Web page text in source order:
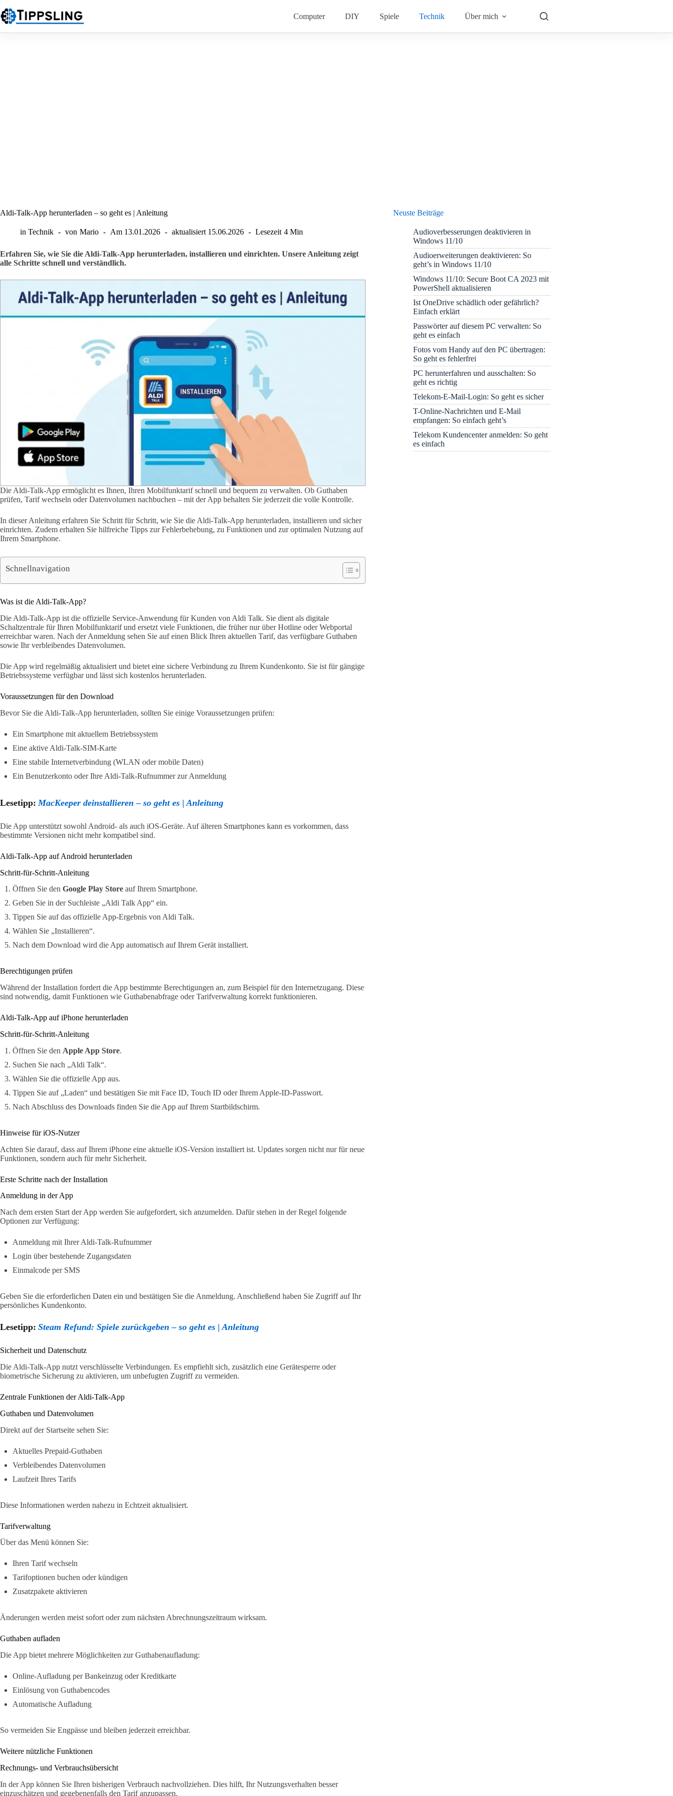
Inhalt
springen
Computer DIY Spiele Technik Über mich
Aldi-Talk-App herunterladen – so geht es | Anleitung
in Technik von Mario Am 13.01.2026 aktualisiert 15.06.2026 Lesezeit 4 Min
Erfahren Sie, wie Sie die Aldi-Talk-App herunterladen, installieren und einrichten. Unsere Anleitung zeigt
alle Schritte schnell und verständlich.
Die Aldi-Talk-App ermöglicht es Ihnen, Ihren Mobilfunktarif schnell und bequem zu verwalten. Ob Guthaben
prüfen, Tarif wechseln oder Datenvolumen nachbuchen – mit der App behalten Sie jederzeit die volle Kontrolle.
In dieser Anleitung erfahren Sie Schritt für Schritt, wie Sie die Aldi-Talk-App herunterladen, installieren und sicher
einrichten. Zudem erhalten Sie hilfreiche Tipps zur Fehlerbehebung, zu Funktionen und zur optimalen Nutzung auf
Ihrem Smartphone.
Schnellnavigation
Was ist die Aldi-Talk-App?
Die Aldi-Talk-App ist die offizielle Service-Anwendung für Kunden von Aldi Talk. Sie dient als digitale
Schaltzentrale für Ihren Mobilfunktarif und ersetzt viele Funktionen, die früher nur über Hotline oder Webportal
erreichbar waren. Nach der Anmeldung sehen Sie auf einen Blick Ihren aktuellen Tarif, das verfügbare Guthaben
sowie Ihr verbleibendes Datenvolumen.
Die App wird regelmäßig aktualisiert und bietet eine sichere Verbindung zu Ihrem Kundenkonto. Sie ist für gängige
Betriebssysteme verfügbar und lässt sich kostenlos herunterladen.
Voraussetzungen für den Download
Bevor Sie die Aldi-Talk-App herunterladen, sollten Sie einige Voraussetzungen prüfen:
Ein Smartphone mit aktuellem Betriebssystem
Eine aktive Aldi-Talk-SIM-Karte
Eine stabile Internetverbindung (WLAN oder mobile Daten)
Ein Benutzerkonto oder Ihre Aldi-Talk-Rufnummer zur Anmeldung
Lesetipp: MacKeeper deinstallieren – so geht es | Anleitung
Die App unterstützt sowohl Android- als auch iOS-Geräte. Auf älteren Smartphones kann es vorkommen, dass
bestimmte Versionen nicht mehr kompatibel sind.
Aldi-Talk-App auf Android herunterladen
Schritt-für-Schritt-Anleitung
Öffnen Sie den Google Play Store auf Ihrem Smartphone.
Geben Sie in der Suchleiste „Aldi Talk App“ ein.
Tippen Sie auf das offizielle App-Ergebnis von Aldi Talk.
Wählen Sie „Installieren“.
Nach dem Download wird die App automatisch auf Ihrem Gerät installiert.
Berechtigungen prüfen
Während der Installation fordert die App bestimmte Berechtigungen an, zum Beispiel für den Internetzugang. Diese
sind notwendig, damit Funktionen wie Guthabenabfrage oder Tarifverwaltung korrekt funktionieren.
Aldi-Talk-App auf iPhone herunterladen
Schritt-für-Schritt-Anleitung
Öffnen Sie den Apple App Store.
Suchen Sie nach „Aldi Talk“.
Wählen Sie die offizielle App aus.
Tippen Sie auf „Laden“ und bestätigen Sie mit Face ID, Touch ID oder Ihrem Apple-ID-Passwort.
Nach Abschluss des Downloads finden Sie die App auf Ihrem Startbildschirm.
Hinweise für iOS-Nutzer
Achten Sie darauf, dass auf Ihrem iPhone eine aktuelle iOS-Version installiert ist. Updates sorgen nicht nur für neue
Funktionen, sondern auch für mehr Sicherheit.
Erste Schritte nach der Installation
Anmeldung in der App
Nach dem ersten Start der App werden Sie aufgefordert, sich anzumelden. Dafür stehen in der Regel folgende
Optionen zur Verfügung:
Anmeldung mit Ihrer Aldi-Talk-Rufnummer
Login über bestehende Zugangsdaten
Einmalcode per SMS
Geben Sie die erforderlichen Daten ein und bestätigen Sie die Anmeldung. Anschließend haben Sie Zugriff auf Ihr
persönliches Kundenkonto.
Lesetipp: Steam Refund: Spiele zurückgeben – so geht es | Anleitung
Sicherheit und Datenschutz
Die Aldi-Talk-App nutzt verschlüsselte Verbindungen. Es empfiehlt sich, zusätzlich eine Gerätesperre oder
biometrische Sicherung zu aktivieren, um unbefugten Zugriff zu vermeiden.
Zentrale Funktionen der Aldi-Talk-App
Guthaben und Datenvolumen
Direkt auf der Startseite sehen Sie:
Aktuelles Prepaid-Guthaben
Verbleibendes Datenvolumen
Laufzeit Ihres Tarifs
Diese Informationen werden nahezu in Echtzeit aktualisiert.
Tarifverwaltung
Über das Menü können Sie:
Ihren Tarif wechseln
Tarifoptionen buchen oder kündigen
Zusatzpakete aktivieren
Änderungen werden meist sofort oder zum nächsten Abrechnungszeitraum wirksam.
Guthaben aufladen
Die App bietet mehrere Möglichkeiten zur Guthabenaufladung:
Online-Aufladung per Bankeinzug oder Kreditkarte
Einlösung von Guthabencodes
Automatische Aufladung
So vermeiden Sie Engpässe und bleiben jederzeit erreichbar.
Weitere nützliche Funktionen
Rechnungs- und Verbrauchsübersicht
In der App können Sie Ihren bisherigen Verbrauch nachvollziehen. Dies hilft, Ihr Nutzungsverhalten besser
einzuschätzen und gegebenenfalls den Tarif anzupassen.
Neuste Beiträge
Audioverbesserungen deaktivieren in
Windows 11/10
Audioerweiterungen deaktivieren: So
geht’s in Windows 11/10
Windows 11/10: Secure Boot CA 2023 mit
PowerShell aktualisieren
Ist OneDrive schädlich oder gefährlich?
Einfach erklärt
Passwörter auf diesem PC verwalten: So
geht es einfach
Fotos vom Handy auf den PC übertragen:
So geht es fehlerfrei
PC herunterfahren und ausschalten: So
geht es richtig
Telekom-E-Mail-Login: So geht es sicher
T-Online-Nachrichten und E-Mail
empfangen: So einfach geht’s
Telekom Kundencenter anmelden: So geht
es einfach